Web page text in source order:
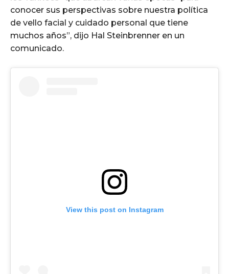
conocer sus perspectivas sobre nuestra política
de vello facial y cuidado personal que tiene
muchos años”, dijo Hal Steinbrenner en un
comunicado.
View this post on Instagram